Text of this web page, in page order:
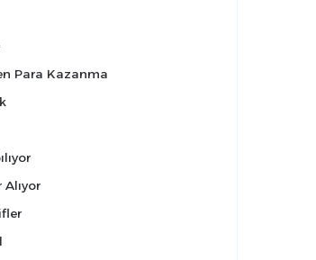
Para Kazanma
Alıyor